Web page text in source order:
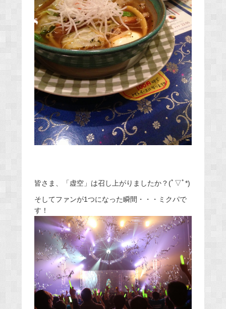
皆さま、「虚空」は召し上がりましたか？(ﾟ▽ﾟ*)
そしてファンが1つになった瞬間・・・ミクパで
す！